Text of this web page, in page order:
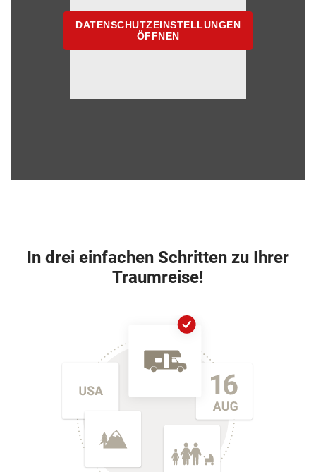
DATENSCHUTZEINSTELLUNGEN
ÖFFNEN
In drei einfachen Schritten zu Ihrer
Traumreise!